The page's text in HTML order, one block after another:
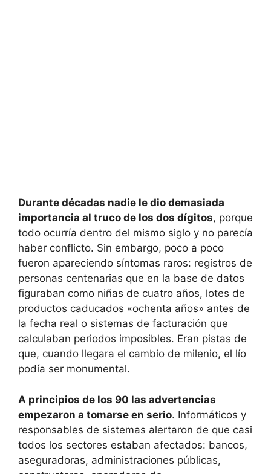
Durante décadas nadie le dio demasiada
importancia al truco de los dos dígitos, porque
todo ocurría dentro del mismo siglo y no parecía
haber conflicto. Sin embargo, poco a poco
fueron apareciendo síntomas raros: registros de
personas centenarias que en la base de datos
figuraban como niñas de cuatro años, lotes de
productos caducados «ochenta años» antes de
la fecha real o sistemas de facturación que
calculaban periodos imposibles. Eran pistas de
que, cuando llegara el cambio de milenio, el lío
podía ser monumental.
A principios de los 90 las advertencias
empezaron a tomarse en serio. Informáticos y
responsables de sistemas alertaron de que casi
todos los sectores estaban afectados: bancos,
aseguradoras, administraciones públicas,